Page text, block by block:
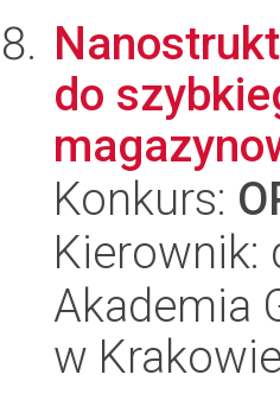
do
Konkurs:
Kierownik:
Akademia
w Krakowie